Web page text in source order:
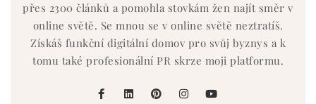
přes 2300 článků a pomohla stovkám žen najít směr v
online světě. Se mnou se v online světě neztratíš.
Získáš funkční digitální domov pro svůj byznys a k
tomu také profesionální PR skrze moji platformu.